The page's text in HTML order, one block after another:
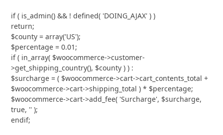
if ( is_admin() && ! defined( 'DOING_AJAX' ) )
return;
$county = array('US');
$percentage = 0.01;
if ( in_array( $woocommerce->customer-
>get_shipping_country(), $county ) ) :
$surcharge = ( $woocommerce->cart->cart_contents_total +
$woocommerce->cart->shipping_total ) * $percentage;
$woocommerce->cart->add_fee( 'Surcharge', $surcharge,
true, '' );
endif;